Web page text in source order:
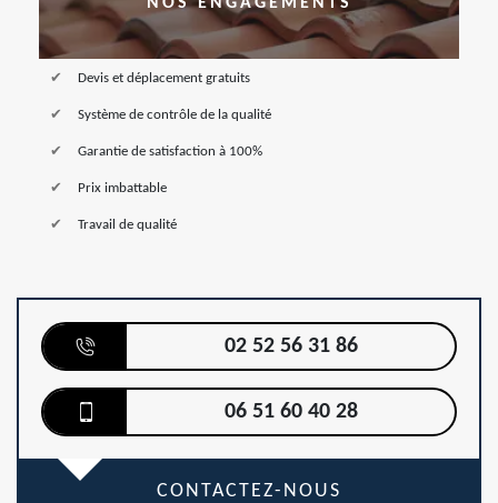
Devis et déplacement gratuits
Système de contrôle de la qualité
Garantie de satisfaction à 100%
Prix imbattable
Travail de qualité
02 52 56 31 86
06 51 60 40 28
CONTACTEZ-NOUS